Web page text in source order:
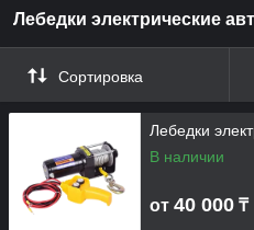
Лебедки электрические
Сортировка
Лебедки
В наличии
от 40 000 ₸